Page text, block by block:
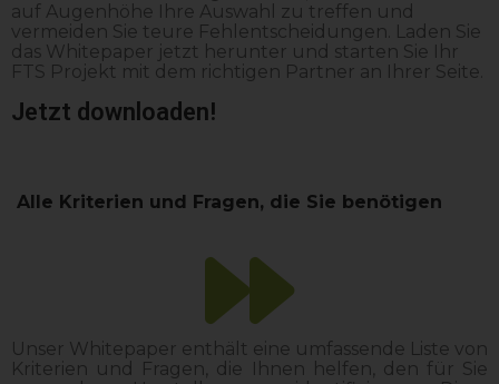
auf Augenhöhe Ihre Auswahl zu treffen und
vermeiden Sie teure Fehlentscheidungen. Laden Sie
das Whitepaper jetzt herunter und starten Sie Ihr
FTS Projekt mit dem richtigen Partner an Ihrer Seite.
Jetzt downloaden!
Alle Kriterien und Fragen, die Sie benötigen
Unser Whitepaper enthält eine umfassende Liste von
Kriterien und Fragen, die Ihnen helfen, den für Sie